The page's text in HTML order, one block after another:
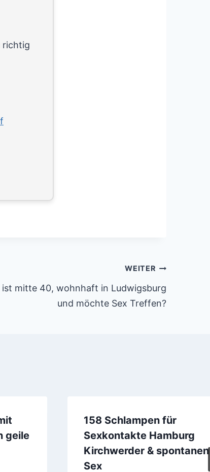
richtig
WEITER
ist mitte 40, wohnhaft in Ludwigsburg
und möchte Sex Treffen?
geile
158 Schlampen für
Sexkontakte Hamburg
Kirchwerder & spontanen
Sex